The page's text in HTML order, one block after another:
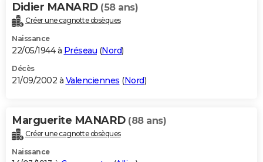
Didier MANARD (58 ans)
Créer une cagnotte obsèques
Naissance
22/05/1944 à Préseau (Nord)
Décès
21/09/2002 à Valenciennes (Nord)
Marguerite MANARD (88 ans)
Créer une cagnotte obsèques
Naissance